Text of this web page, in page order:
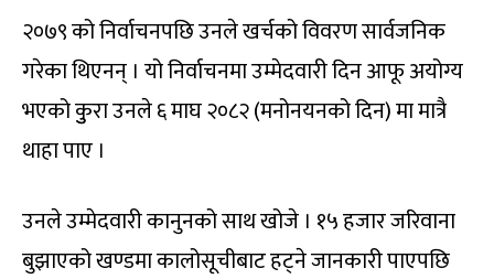
२०७९ को निर्वाचनपछि उनले खर्चको विवरण सार्वजनिक
गरेका थिएनन् । यो निर्वाचनमा उम्मेदवारी दिन आफू अयोग्य
भएको कुुरा उनले ६ माघ २०८२ (मनोनयनको दिन) मा मात्रै
थाहा पाए ।
उनले उम्मेदवारी कानुनको साथ खोजे । १५ हजार जरिवाना
बुझाएको खण्डमा कालोसूचीबाट हट्ने जानकारी पाएपछि